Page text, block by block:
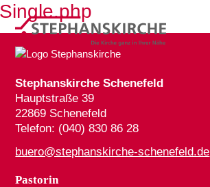
Stephanskirche Schenefeld
Hauptstraße 39
22869 Schenefeld
Telefon: (040) 830 86 28
buero@stephanskirche-schenefeld.de
Pastorin